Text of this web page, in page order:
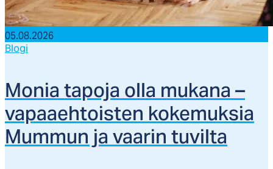
05.08.2026
Blogi
Mo­nia ta­po­ja ol­la mu­ka­na –
va­paaeh­tois­ten ko­ke­muk­sia
Mum­mun ja vaa­rin tu­vil­ta